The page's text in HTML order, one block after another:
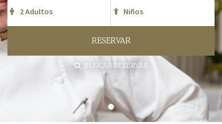
RESERVAR
BUSCAR RESERVAS